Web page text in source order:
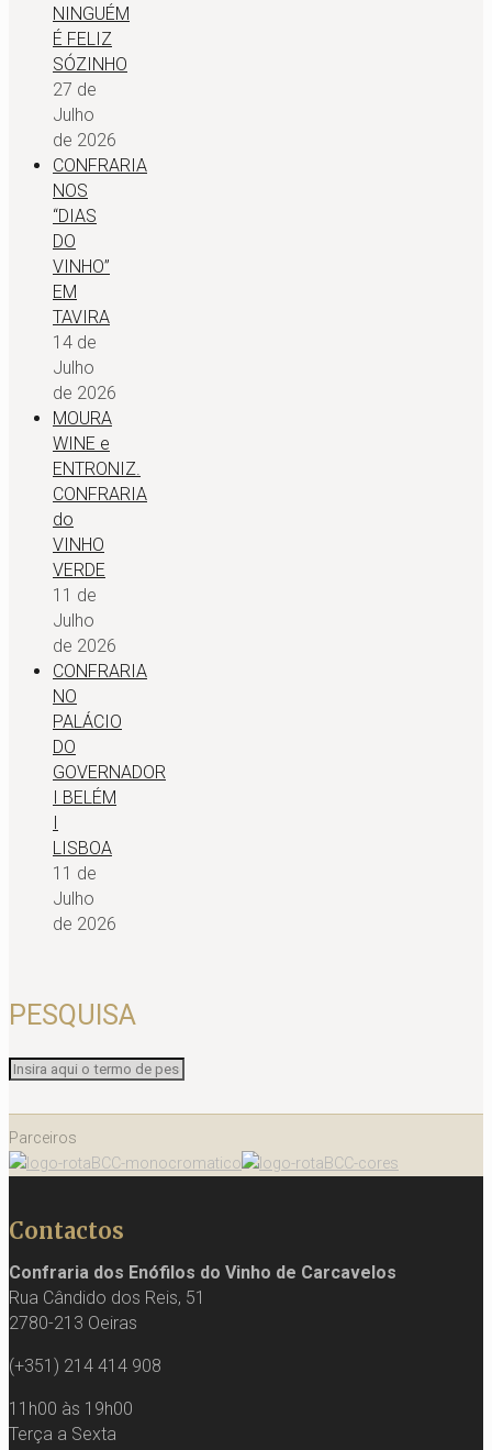
NINGUÉM
É FELIZ
SÓZINHO
27 de
Julho
de 2026
CONFRARIA
NOS
“DIAS
DO
VINHO”
EM
TAVIRA
14 de
Julho
de 2026
MOURA
WINE e
ENTRONIZ.
CONFRARIA
do
VINHO
VERDE
11 de
Julho
de 2026
CONFRARIA
NO
PALÁCIO
DO
GOVERNADOR
I BELÉM
I
LISBOA
11 de
Julho
de 2026
PESQUISA
Parceiros
Contactos
Confraria dos Enófilos do Vinho de Carcavelos
Rua Cândido dos Reis, 51
2780-213 Oeiras
(+351) 214 414 908
11h00 às 19h00
Terça a Sexta